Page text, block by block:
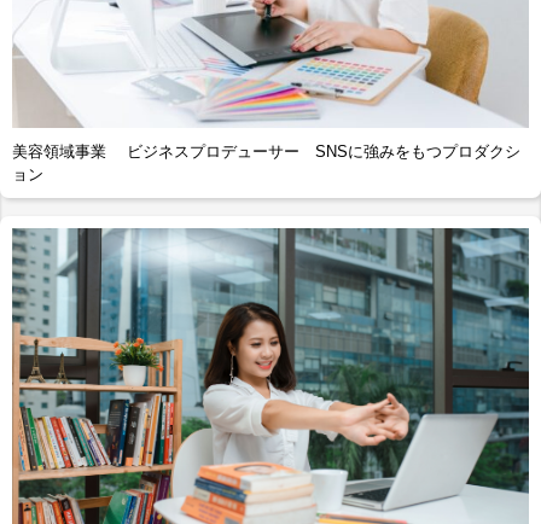
美容領域事業 ビジネスプロデューサー SNSに強みをもつプロダクシ
ョン